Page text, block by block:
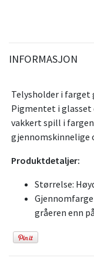
INFORMASJON
Telysholder i farget
Pigmentet i
vakkert spill i
gjennomskinnelige
Produktdetaljer:
Størrelse:
gråeren enn